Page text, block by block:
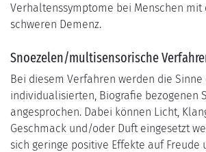
Verhaltenssymptome bei Menschen
schweren Demenz.
Snoezelen/multisensorische
Bei diesem Verfahren werden die
individualisierten, Biografie bezogenen
angesprochen. Dabei können Licht,
Geschmack und/oder Duft eingesetzt
sich geringe positive Effekte auf Freude